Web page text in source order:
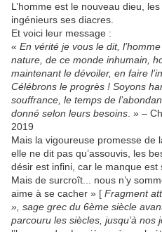
L’homme est le nouveau dieu,
ingénieurs ses diacres.
Et voici leur message :
« En vérité je vous le dit,
nature, de ce monde inhumain,
maintenant le dévoiler, en faire
Célébrons le progrès ! Soyons
souffrance, le temps de
donné selon leurs besoins . » –
2019
Mais la vigoureuse promesse de
elle ne dit pas qu’assouvis, les
désir est infini, car le manque est
Mais de surcroît... nous n’y
aime à se cacher » [ Fragment
», sage grec du 6ème siècle
parcouru les siècles, jusqu’à nos